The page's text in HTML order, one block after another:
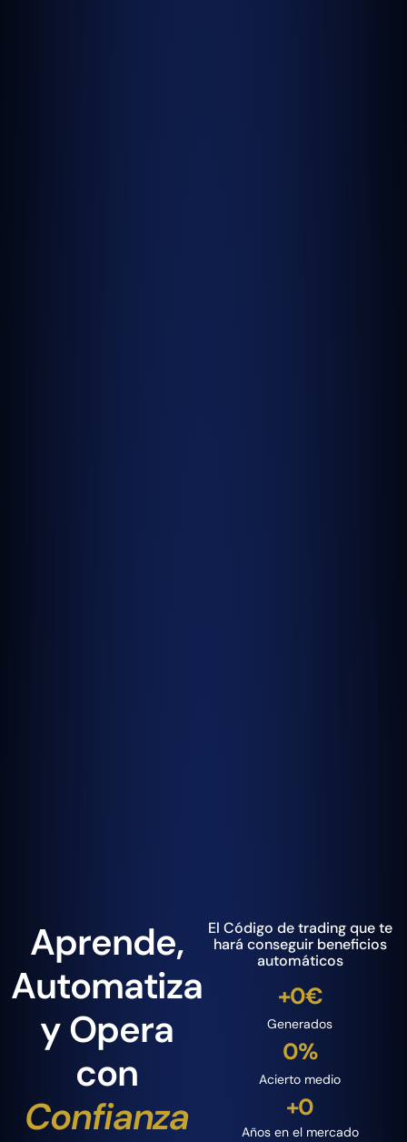
Aprende,
Automatiza
y Opera
con
Confianza
El Código de trading que te
hará conseguir beneficios
automáticos
Generados
+0€
Acierto medio
0%
Años en el mercado
+0